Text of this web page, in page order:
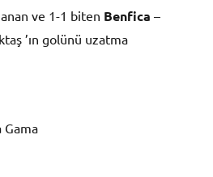
ve 1-1 biten Benfica –
’ın golünü uzatma
Gama